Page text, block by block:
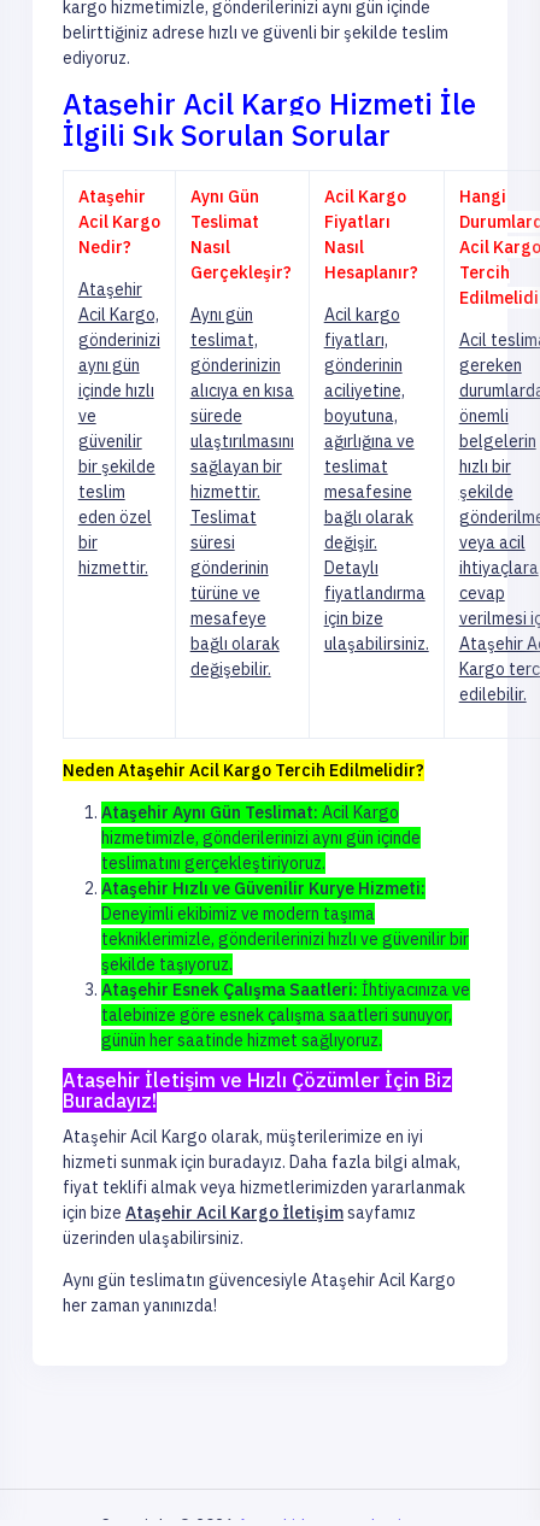
kargo hizmetimizle, gönderilerinizi aynı gün içinde
belirttiğiniz adrese hızlı ve güvenli bir şekilde teslim
ediyoruz.
Ataşehir Acil Kargo Hizmeti İle
İlgili Sık Sorulan Sorular
Ataşehir
Acil Kargo
Nedir?
Ataşehir
Acil Kargo,
gönderinizi
aynı gün
içinde hızlı
ve
güvenilir
bir şekilde
teslim
eden özel
bir
hizmettir.
Aynı Gün
Teslimat
Nasıl
Gerçekleşir?
Aynı gün
teslimat,
gönderinizin
alıcıya en kısa
sürede
ulaştırılmasını
sağlayan bir
hizmettir.
Teslimat
süresi
gönderinin
türüne ve
mesafeye
bağlı olarak
değişebilir.
Acil Kargo
Fiyatları
Nasıl
Hesaplanır?
Acil kargo
fiyatları,
gönderinin
aciliyetine,
boyutuna,
ağırlığına ve
teslimat
mesafesine
bağlı olarak
değişir.
Detaylı
fiyatlandırma
için bize
ulaşabilirsiniz.
Hangi
Acil Kargo
Tercih
Acil
gereken
önemli
belgelerin
hızlı bir
şekilde
veya acil
ihtiyaçlara
cevap
verilmesi
Ataşehir
Kargo
edilebilir.
Neden Ataşehir Acil Kargo Tercih Edilmelidir?
Ataşehir Aynı Gün Teslimat: Acil Kargo
hizmetimizle, gönderilerinizi aynı gün içinde
teslimatını gerçekleştiriyoruz.
Ataşehir Hızlı ve Güvenilir Kurye Hizmeti:
Deneyimli ekibimiz ve modern taşıma
tekniklerimizle, gönderilerinizi hızlı ve güvenilir bir
şekilde taşıyoruz.
Ataşehir Esnek Çalışma Saatleri: İhtiyacınıza ve
talebinize göre esnek çalışma saatleri sunuyor,
günün her saatinde hizmet sağlıyoruz.
Ataşehir İletişim ve Hızlı Çözümler İçin Biz
Buradayız!
Ataşehir Acil Kargo olarak, müşterilerimize en iyi
hizmeti sunmak için buradayız. Daha fazla bilgi almak,
fiyat teklifi almak veya hizmetlerimizden yararlanmak
için bize Ataşehir Acil Kargo İletişimsayfamız
üzerinden ulaşabilirsiniz.
Aynı gün teslimatın güvencesiyle Ataşehir Acil Kargo
her zaman yanınızda!